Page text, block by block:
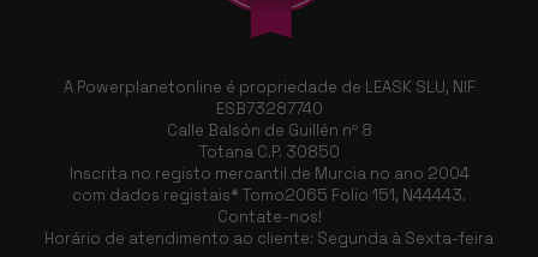
A Powerplanetonline é propriedade de LEASK SLU, NIF
ESB73287740
Calle Balsón de Guillén nº 8
Totana C.P. 30850
Inscrita no registo mercantil de Murcia no ano 2004
com dados registais* Tomo2065 Folio 151, N44443.
Contate-nos!
Horário de atendimento ao cliente: Segunda à Sexta-feira